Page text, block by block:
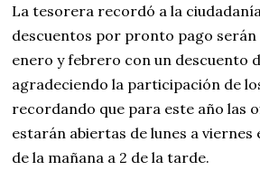
La tesorera recordó a la
descuentos por pronto pago serán
enero y febrero con un descuento
agradeciendo la participación de
recordando que para este año las
estarán abiertas de lunes a viernes
de la mañana a 2 de la tarde.